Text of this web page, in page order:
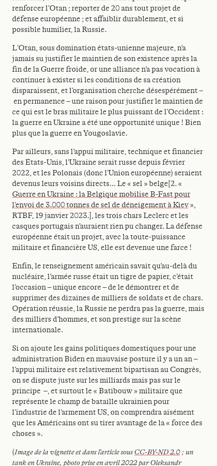
renforcer l’Otan ; reporter de 20 ans tout projet de
défense européenne ; et affaiblir durablement, et si
possible humilier, la Russie.
L’Otan, sous domination états-unienne majeure, n’a
jamais su justifier le maintien de son existence après la
fin de la Guerre froide, or une alliance n’a pas vocation à
continuer à exister si les conditions de sa création
disparaissent, et l’organisation cherche désespérément –
en permanence – une raison pour justifier le maintien de
ce qui est le bras militaire le plus puissant de l’Occident :
la guerre en Ukraine a été une opportunité unique ! Bien
plus que la guerre en Yougoslavie.
Par ailleurs, sans l’appui militaire, technique et financier
des États-Unis, l’Ukraine serait russe depuis février
2022, et les Polonais (donc l’Union européenne) seraient
devenus leurs voisins directs… Le « sel » belge[2. «
Guerre en Ukraine : la Belgique mobilise B-Fast pour
l’envoi de 3.000 tonnes de sel de déneigement à Kiev »,
RTBF, 19 janvier 2023.], les trois chars Leclerc et les
casques portugais n’auraient rien pu changer. La défense
européenne était un projet, avec la toute-puissance
militaire et financière US, elle est devenue une farce !
Enfin, le renseignement américain savait qu’au-delà du
nucléaire, l’armée russe était un tigre de papier, c’était
l’occasion – unique encore – de le démontrer et de
supprimer des dizaines de milliers de soldats et de chars.
Opération réussie, la Russie ne perdra pas la guerre, mais
des milliers d’hommes, et son prestige sur la scène
internationale.
Si on ajoute les gains politiques domestiques pour une
administration Biden en mauvaise posture il y a un an –
l’appui militaire est relativement bipartisan au Congrès,
on se dispute juste sur les milliards mais pas sur le
principe –, et surtout le « Batibouw » militaire que
représente le champ de bataille ukrainien pour
l’industrie de l’armement US, on comprendra aisément
que les Américains ont su tirer avantage de la « force des
choses ».
(Image de la vignette et dans l’article sousCC-BY-ND 2.0; un
tank en Ukraine, photo prise en avril 2022 par Oleksandr